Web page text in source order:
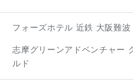
フォーズホテル 近鉄 大阪難波
志摩グリーンアドベンチャー
ルド